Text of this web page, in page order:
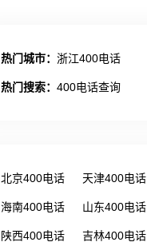
热门城市： 浙江400电话
热门搜索： 400电话查询
北京400电话 天津400电话
海南400电话 山东400电话
陕西400电话 吉林400电话